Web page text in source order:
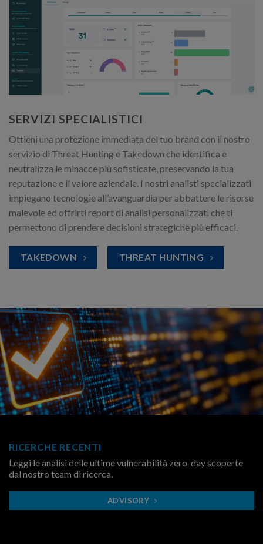
SERVIZI SPECIALISTICI
Ottieni una protezione immediata del tuo brand con il nostro
servizio di Threat Hunting e Takedown che identifica e
neutralizza le minacce più sofisticate, preservando la tua
reputazione e il valore aziendale. I nostri analisti specializzati
impiegano tecnologie all’avanguardia per abbattere le risorse
malevole ed offrirti report di analisi personalizzati che ti
permettono di prendere decisioni strategiche più efficaci.
TAKEDOWN THREAT HUNTING
RICERCHE RECENTI
Leggi le analisi delle ultime vulnerabilità zero-day scoperte
dal nostro team di ricerca.
ADVISORY